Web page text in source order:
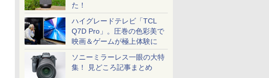
た！
ハイグレードテレビ「TCL
Q7D Pro」。圧巻の色彩美で
映画＆ゲームが極上体験に
ソニーミラーレス一眼の大特
集！ 見どころ記事まとめ